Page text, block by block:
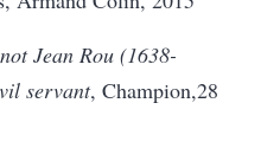
Jean Rou (1638-
servant, Champion,28